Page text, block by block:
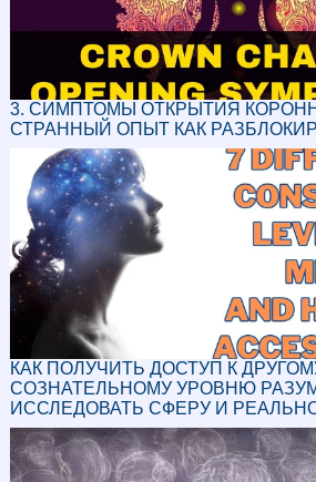
3. СИМПТОМЫ ОТКРЫТИЯ
СТРАННЫЙ ОПЫТ КАК
КАК ПОЛУЧИТЬ ДОСТУП К
СОЗНАТЕЛЬНОМУ УРОВНЮ
ИССЛЕДОВАТЬ СФЕРУ И